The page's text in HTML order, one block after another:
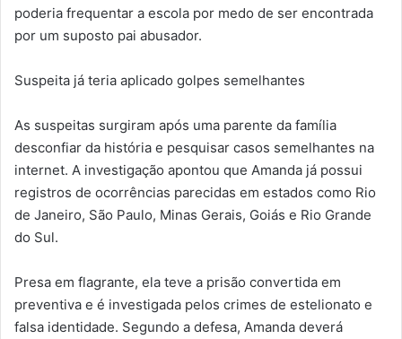
poderia frequentar a escola por medo de ser encontrada
por um suposto pai abusador.
Suspeita já teria aplicado golpes semelhantes
As suspeitas surgiram após uma parente da família
desconfiar da história e pesquisar casos semelhantes na
internet. A investigação apontou que Amanda já possui
registros de ocorrências parecidas em estados como Rio
de Janeiro, São Paulo, Minas Gerais, Goiás e Rio Grande
do Sul.
Presa em flagrante, ela teve a prisão convertida em
preventiva e é investigada pelos crimes de estelionato e
falsa identidade. Segundo a defesa, Amanda deverá